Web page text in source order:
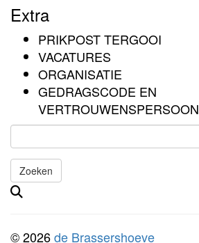
Extra
PRIKPOST TERGOOI
VACATURES
ORGANISATIE
GEDRAGSCODE EN
VERTROUWENSPERSOON
Zoeken
© 2026de Brassershoeve